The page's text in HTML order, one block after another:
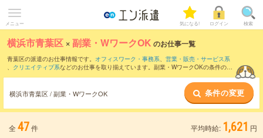
メニュー 気になる! ログイン 検索
横浜市青葉区 ×副業・WワークOK のお仕事一覧
青葉区の派遣のお仕事情報です。 オフィスワーク・事務系、 営業・販売・サービス系
、 クリエイティブ系などのお仕事を取り揃えています。副業・WワークOKの条件の他
横浜市青葉区 / 副業・WワークOK 条件の変更
全 47件 平均時給: 1,621 円